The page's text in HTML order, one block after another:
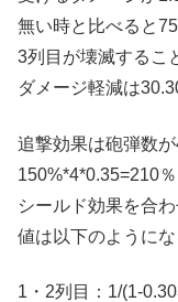
無い時と比べると
3列目が壊滅するこ
ダメージ軽減は
追撃効果は砲弾数
150%*4*0.35=210
シールド効果を合
値は以下のようにな
1・2列目：1/(1-